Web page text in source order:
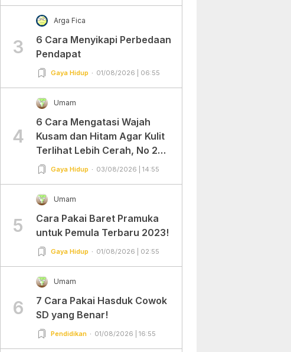
3
Arga Fica
6 Cara Menyikapi Perbedaan
Pendapat
Gaya Hidup 01/08/2026 | 06:55
4
Umam
6 Cara Mengatasi Wajah
Kusam dan Hitam Agar Kulit
Terlihat Lebih Cerah, No 2
Gampang Banget dan Mudah
Gaya Hidup 03/08/2026 | 14:55
5
Umam
Cara Pakai Baret Pramuka
untuk Pemula Terbaru 2023!
Gaya Hidup 01/08/2026 | 02:55
6
Umam
7 Cara Pakai Hasduk Cowok
SD yang Benar!
Pendidikan 01/08/2026 | 16:55